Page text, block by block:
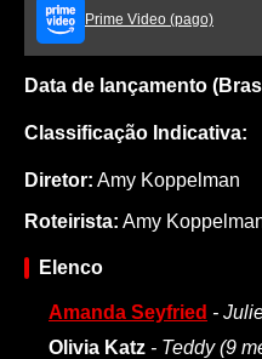
Prime Video (pago)
Data de lançamento
Classificação Indicativa:
Diretor: Amy Koppelman
Roteirista: Amy
Elenco
Amanda Seyfried -
Olivia Katz - Teddy (9